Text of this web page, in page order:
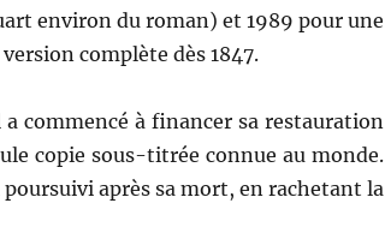
environ du roman) et 1989 pour une
complète dès 1847.
commencé à financer sa restauration
copie sous-titrée connue au monde.
après sa mort, en rachetant la